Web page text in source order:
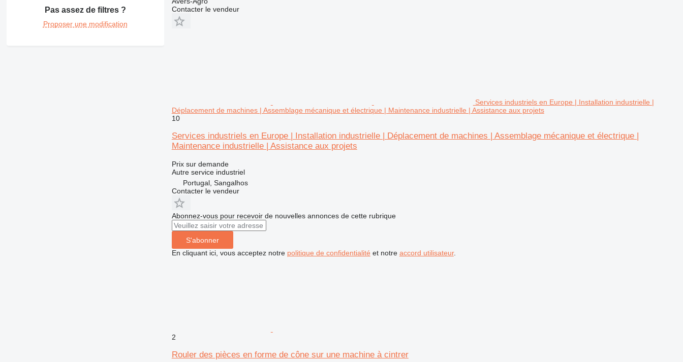
Pas assez de filtres ?
Proposer une modification
Contacter le vendeur
Services industriels en Europe | Installation industrielle |
Déplacement de machines | Assemblage mécanique et électrique | Maintenance industrielle | Assistance aux projets
10
Services industriels en Europe | Installation industrielle | Déplacement de machines | Assemblage mécanique et électrique |
Maintenance industrielle | Assistance aux projets
Prix sur demande
Autre service industriel
Portugal, Sangalhos
Contacter le vendeur
Abonnez-vous pour recevoir de nouvelles annonces de cette rubrique
S'abonner
En cliquant ici, vous acceptez notre politique de confidentialité et notre accord utilisateur.
2
Rouler des pièces en forme de cône sur une machine à cintrer